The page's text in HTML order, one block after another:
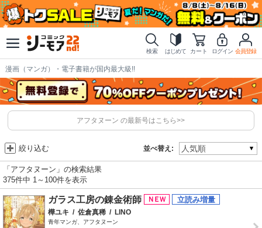
検索 はじめて カート ログイン 会員登録
漫画（マンガ）・電子書籍が国内最大級!!
アフタヌーン の最新号はこちら>>
並べ替え:
絞り込む
「アフタヌーン」の検索結果
375件中 1～100件を表示
ガラス工房の錬金術師
樺ユキ / 佐倉真稀 / LINO
青年マンガ、アフタヌーン